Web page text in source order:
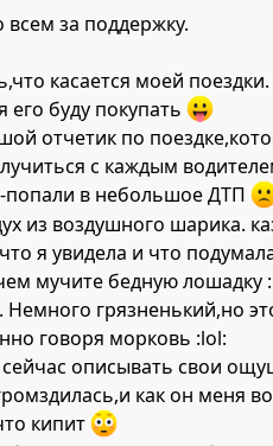
всем за поддержку.
касается моей
его буду покупать
отчетик по
с каждым
попали в небольшое ДТП
из воздушного шарика.
я увидела и что
мучите бедную лошадку
Немного грязненький,но
говоря морковь :lol:
описывать свои
как он меня
кипит